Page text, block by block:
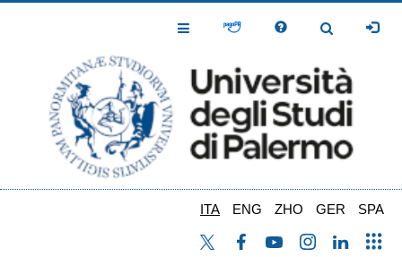
Toggle
Toggle
ITA ENG ZHO GER SPA